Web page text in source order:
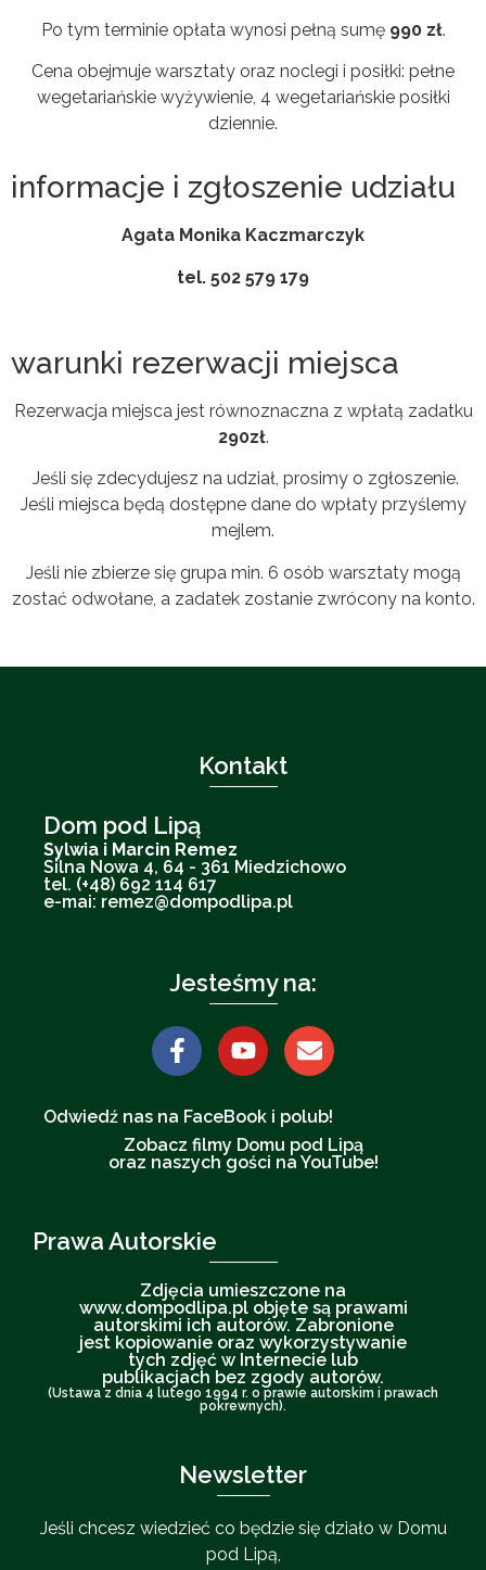
Po tym terminie opłata wynosi pełną sumę990 zł.
Cena obejmuje warsztaty oraz noclegi i posiłki: pełne
wegetariańskie wyżywienie, 4 wegetariańskie posiłki
dziennie.
informacje i zgłoszenie udziału
Agata Monika Kaczmarczyk
tel. 502 579 179
warunki rezerwacji miejsca
Rezerwacja miejsca jest równoznaczna z wpłatą zadatku
290zł.
Jeśli się zdecydujesz na udział, prosimy o zgłoszenie.
Jeśli miejsca będą dostępne dane do wpłaty przyślemy
mejlem.
Jeśli nie zbierze się grupa min. 6 osób warsztaty mogą
zostać odwołane, a zadatek zostanie zwrócony na konto.
Kontakt
Dom pod Lipą
Sylwia i Marcin Remez
Silna Nowa 4, 64 - 361 Miedzichowo
tel. (+48) 692 114 617
e-mai: remez@dompodlipa.pl
Jesteśmy na:
Odwiedź nas na FaceBook i polub!
Zobacz filmy Domu pod Lipą
oraz naszych gości na YouTube!
Prawa Autorskie
Zdjęcia umieszczone na
www.dompodlipa.pl objęte są prawami
autorskimi ich autorów. Zabronione
jest kopiowanie oraz wykorzystywanie
tych zdjęć w Internecie lub
publikacjach bez zgody autorów.
(Ustawa z dnia 4 lutego 1994 r. o prawie autorskim i prawach
pokrewnych).
Newsletter
Jeśli chcesz wiedzieć co będzie się działo w Domu
pod Lipą,